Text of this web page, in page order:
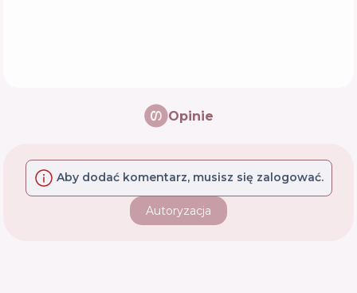
Opinie
Aby dodać komentarz, musisz się zalogować.
Autoryzacja